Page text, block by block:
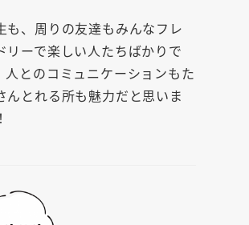
も、周りの友達もみんなフレ
リーで楽しい人たちばかりで
人とのコミュニケーションもた
んとれる所も魅力だと思いま